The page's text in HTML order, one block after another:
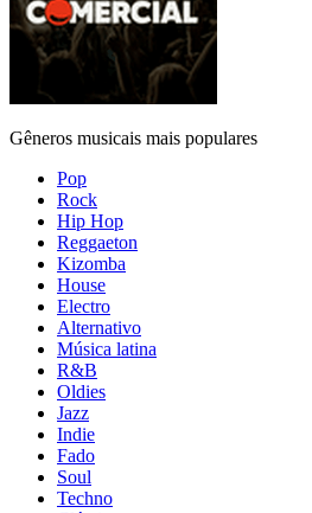
Gêneros musicais mais populares
Pop
Rock
Hip Hop
Reggaeton
Kizomba
House
Electro
Alternativo
Música latina
R&B
Oldies
Jazz
Indie
Fado
Soul
Techno